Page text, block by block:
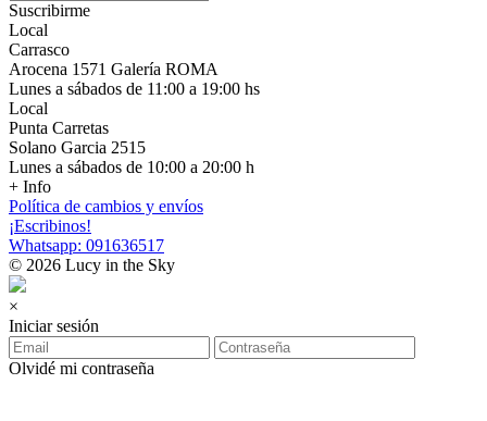
Suscribirme
Local
Carrasco
Arocena 1571 Galería ROMA
Lunes a sábados de 11:00 a 19:00 hs
Local
Punta Carretas
Solano Garcia 2515
Lunes a sábados de 10:00 a 20:00 h
+ Info
Política de cambios y envíos
¡Escribinos!
Whatsapp: 091636517
© 2026 Lucy in the Sky
×
Iniciar sesión
Olvidé mi contraseña